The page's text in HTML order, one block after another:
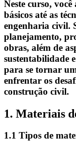
Neste curso,
básicos até as
engenharia civil.
planejamento,
obras, além de
sustentabilidade
para se tornar
enfrentar os
construção civil.
1. Materiais
1.1 Tipos de